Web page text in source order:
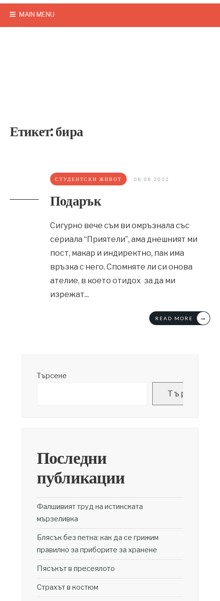
MAIN MENU
Етикет:бира
СТУДЕНТСКИ ЖИВОТ 08.08.2012
Подарък
Сигурно вече съм ви омръзнала със
сериала “Приятели”, ама днешният ми
пост, макар и индиректно, пак има
връзка с него. Спомняте ли си онова
ателие, в което отидох за да ми
изрежат...
READ MORE →
Търсене
Търсене
Последни
публикации
Фалшивият труд на истинската
мързеливка
Блясък без петна: как да се грижим
правилно за приборите за хранене
Пясъкът в пресеялото
Страхът в костюм